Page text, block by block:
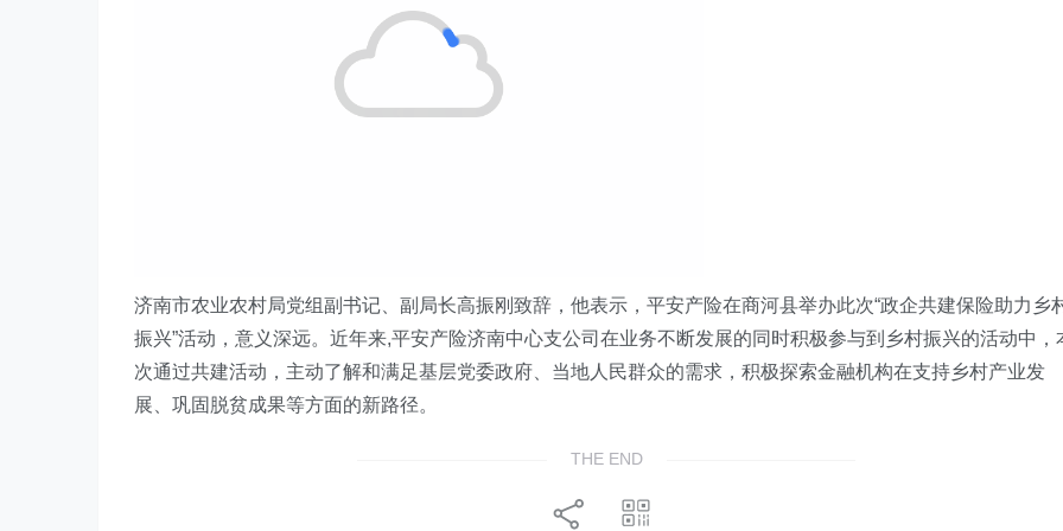
济南市农业农村局党组副书记、副 局长高振刚 致辞 ， 他表示， 平安产险在商河县举办此次“政企共建保险助力乡
振兴”活动 ，意义深远。近年来,平安产险济南中心支公司 在业务不断发展的同时积极参与到乡村振兴的活动中，
次通过共建活动 ，主动了解和满足基层党委政府、当地人民群众的需求，积极探索金融机构在支持乡村产业发
展、巩固脱贫成果等方面的新路径。
THE END